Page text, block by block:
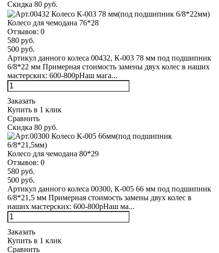
Скидка 80 руб.
Колесо для чемодана 76*28
Отзывов: 0
580 руб.
500 руб.
Артикул данного колеса 00432, К-003 78 мм под подшипник
6/8*22 мм Примерная стоимость замены двух колес в наших
мастерских: 600-800рНаш мага...
Заказать
Купить в 1 клик
Сравнить
Скидка 80 руб.
Колесо для чемодана 80*29
Отзывов: 0
580 руб.
500 руб.
Артикул данного колеса 00300, К-005 66 мм под подшипник
6/8*21,5 мм Примерная стоимость замены двух колес в
наших мастерских: 600-800рНаш ма...
Заказать
Купить в 1 клик
Сравнить